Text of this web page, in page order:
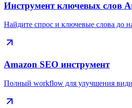
Инструмент ключевых слов
Найдите спрос и ключевые слова до
Amazon SEO инструмент
Полный workflow для улучшения